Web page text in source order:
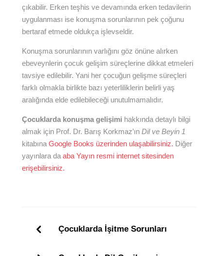
çıkabilir. Erken teşhis ve devamında erken tedavilerin
uygulanması ise konuşma sorunlarının pek çoğunu
bertaraf etmede oldukça işlevseldir.
Konuşma sorunlarının varlığını göz önüne alırken
ebeveynlerin çocuk gelişim süreçlerine dikkat etmeleri
tavsiye edilebilir. Yani her çocuğun gelişme süreçleri
farklı olmakla birlikte bazı yeterliliklerin belirli yaş
aralığında elde edilebileceği unutulmamalıdır.
Çocuklarda konuşma gelişimi hakkında detaylı bilgi
almak için Prof. Dr. Barış Korkmaz’ın Dil ve Beyin 1
kitabınaGoogle Books üzerinden ulaşabilirsiniz. Diğer
yayınlara daaba Yayın resmi internet sitesinden
erişebilirsiniz.
Çocuklarda İşitme Sorunları